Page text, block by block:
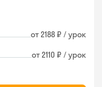
от 2188 ₽ / урок
от 2110 ₽ / урок